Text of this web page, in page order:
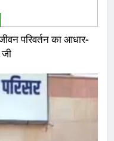
परिवर्तन का आधार-